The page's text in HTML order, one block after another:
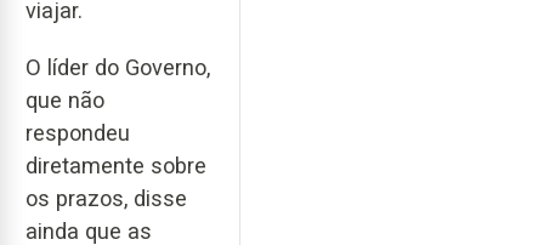
viajar.
O líder do Governo,
que não
respondeu
diretamente sobre
os prazos, disse
ainda que as